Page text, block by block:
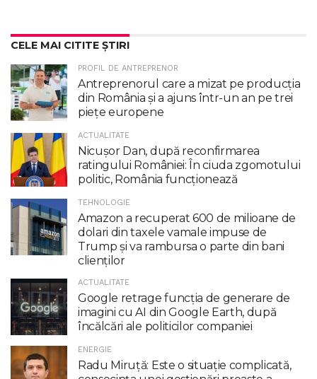
CELE MAI CITITE ȘTIRI
PROFIL DE ANTREPRENOR
Antreprenorul care a mizat pe producția
din România și a ajuns într-un an pe trei
piețe europene
ACTUALITATE
Nicuşor Dan, după reconfirmarea
ratingului României: În ciuda zgomotului
politic, România funcţionează
TEHNOLOGIE
Amazon a recuperat 600 de milioane de
dolari din taxele vamale impuse de
Trump şi va rambursa o parte din bani
clienţilor
ACTUALITATE
Google retrage funcţia de generare de
imagini cu AI din Google Earth, după
încălcări ale politicilor companiei
ENERGIE
Radu Miruţă: Este o situaţie complicată,